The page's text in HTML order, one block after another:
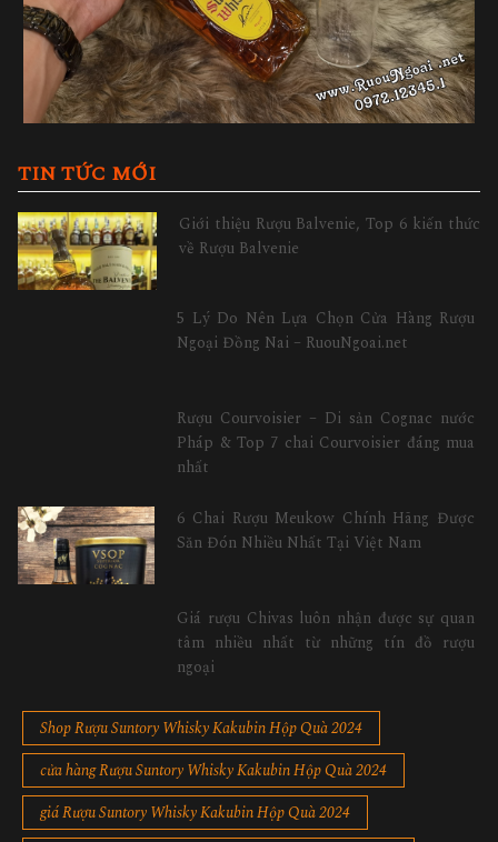
TIN TỨC MỚI
Giới thiệu Rượu Balvenie, Top 6 kiến thức
về Rượu Balvenie
5 Lý Do Nên Lựa Chọn Cửa Hàng Rượu
Ngoại Đồng Nai – RuouNgoai.net
Rượu Courvoisier – Di sản Cognac nước
Pháp & Top 7 chai Courvoisier đáng mua
nhất
6 Chai Rượu Meukow Chính Hãng Được
Săn Đón Nhiều Nhất Tại Việt Nam
Giá rượu Chivas luôn nhận được sự quan
tâm nhiều nhất từ những tín đồ rượu
ngoại
Shop Rượu Suntory Whisky Kakubin Hộp Quà 2024
cửa hàng Rượu Suntory Whisky Kakubin Hộp Quà 2024
giá Rượu Suntory Whisky Kakubin Hộp Quà 2024